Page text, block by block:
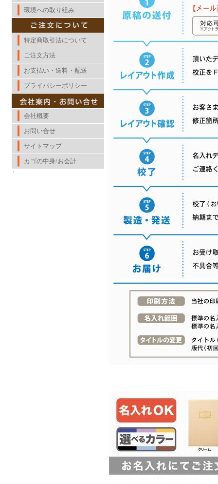
環境への取り組み
特定商取引法について
ご注文方法
お支払い・送料・配送
プライバシーポリシー
会社概要
お問い合せ
サイトマップ
カゴの中身/お会計